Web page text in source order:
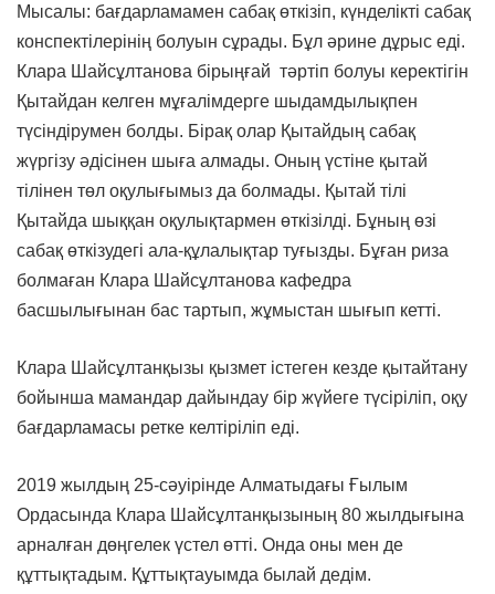
Мысалы: бағдарламамен сабақ өткізіп, күнделікті сабақ
конспектілерінің болуын сұрады. Бұл әрине дұрыс еді.
Клара Шайсұлтанова бірыңғай тәртіп болуы керектігін
Қытайдан келген мұғалімдерге шыдамдылықпен
түсіндірумен болды. Бірақ олар Қытайдың сабақ
жүргізу әдісінен шыға алмады. Оның үстіне қытай
тілінен төл оқулығымыз да болмады. Қытай тілі
Қытайда шыққан оқулықтармен өткізілді. Бұның өзі
сабақ өткізудегі ала-құлалықтар туғызды. Бұған риза
болмаған Клара Шайсұлтанова кафедра
басшылығынан бас тартып, жұмыстан шығып кетті.
Клара Шайсұлтанқызы қызмет істеген кезде қытайтану
бойынша мамандар дайындау бір жүйеге түсіріліп, оқу
бағдарламасы ретке келтіріліп еді.
2019 жылдың 25-сәуірінде Алматыдағы Ғылым
Ордасында Клара Шайсұлтанқызының 80 жылдығына
арналған дөңгелек үстел өтті. Онда оны мен де
құттықтадым. Құттықтауымда былай дедім.